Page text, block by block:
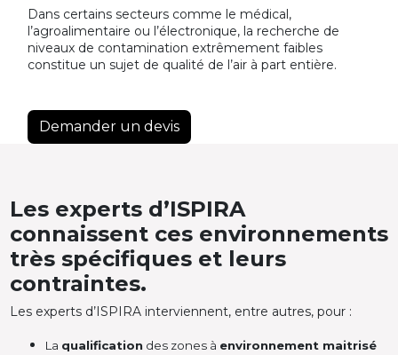
Dans certains secteurs comme le médical,
l’agroalimentaire ou l’électronique, la recherche de
niveaux de contamination extrêmement faibles
constitue un sujet de qualité de l’air à part entière.
Demander un devis
Les experts d’ISPIRA
connaissent ces environnements
très spécifiques et leurs
contraintes.
Les experts d’ISPIRA interviennent, entre autres, pour :
La qualification des zones à environnement maitrisé